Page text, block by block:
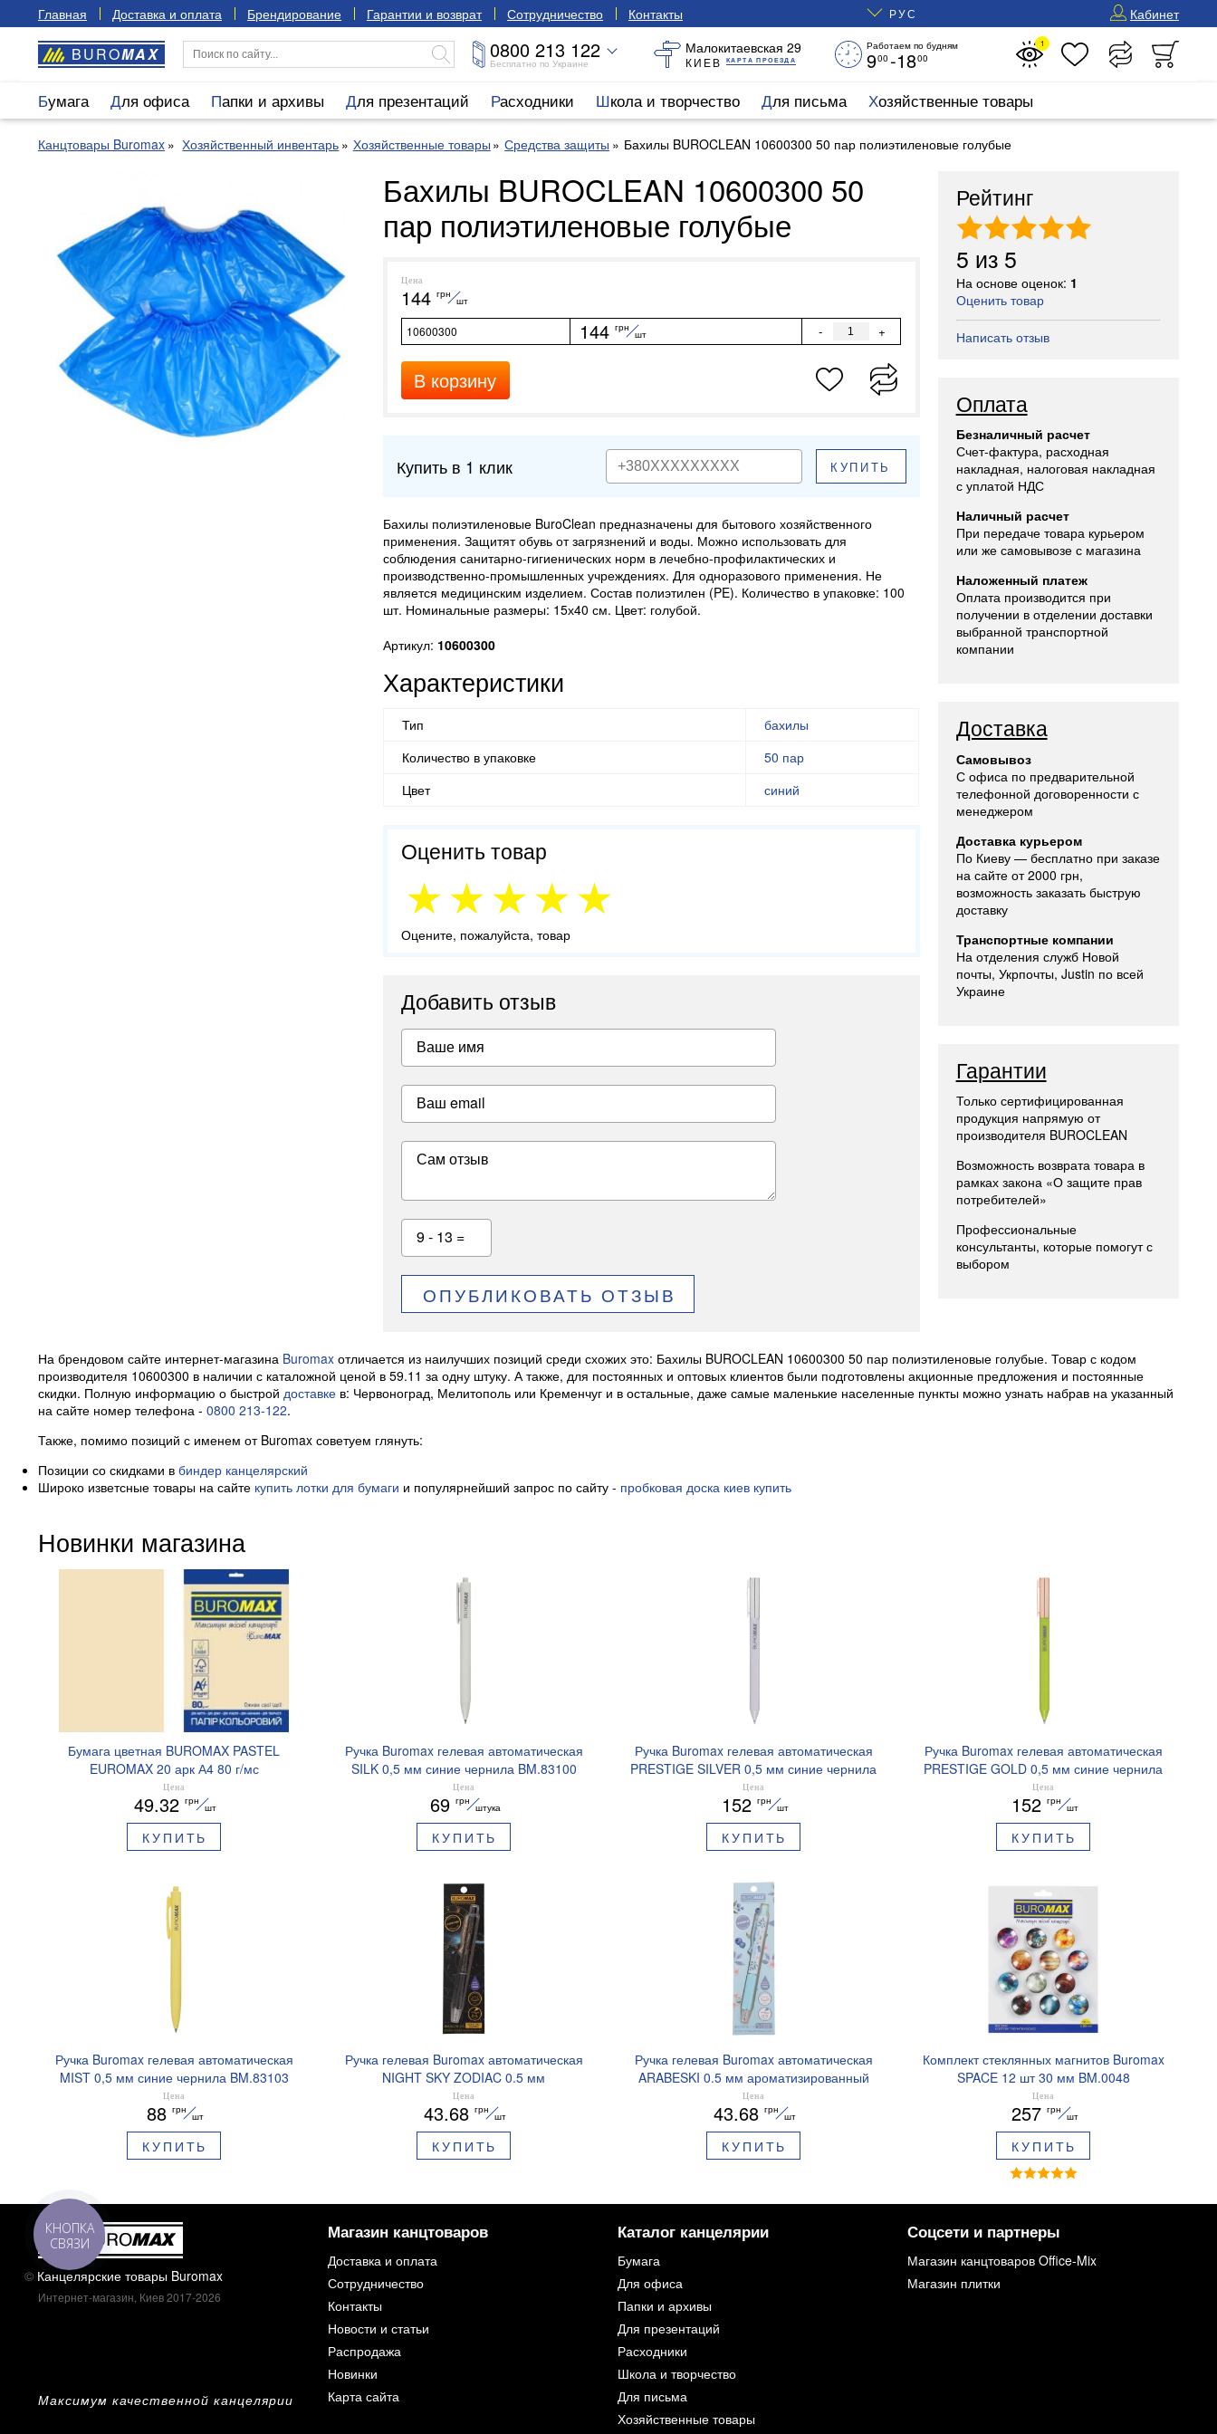
Главная Доставка и оплата Брендирование Гарантии и возврат Сотрудничество Контакты РУС Кабинет
BUROMAX 0800 213 122
Бесплатно по Украине
Малокитаевская 29
КИЕВ КАРТА ПРОЕЗДА
Работаем по будням
900 -1800
1
Бумага Для офиса Папки и архивы Для презентаций Расходники Школа и творчество Для письма Хозяйственные товары
Канцтовары Buromax Хозяйственный инвентарь Хозяйственные товары Средства защиты Бахилы BUROCLEAN 10600300 50 пар полиэтиленовые голубые
Бахилы BUROCLEAN 10600300 50
пар полиэтиленовые голубые
Цена
144 грн
шт
10600300 144 грн
шт - +
В корзину
Купить в 1 клик КУПИТЬ
Бахилы полиэтиленовые BuroClean предназначены для бытового хозяйственного
применения. Защитят обувь от загрязнений и воды. Можно использовать для
соблюдения санитарно-гигиенических норм в лечебно-профилактических и
производственно-промышленных учреждениях. Для одноразового применения. Не
является медицинским изделием. Состав полиэтилен (PE). Количество в упаковке: 100
шт. Номинальные размеры: 15х40 см. Цвет: голубой.
Артикул: 10600300
Характеристики
Тип
бахилы
Количество в упаковке
50 пар
Цвет
синий
Оценить товар
Оцените, пожалуйста, товар
Добавить отзыв
Ваше имя
Ваш email
Сам отзыв
9 - 13 =
ОПУБЛИКОВАТЬ ОТЗЫВ
Рейтинг
5 из 5
На основе оценок: 1
Оценить товар
Написать отзыв
Оплата
Безналичный расчет
Счет-фактура, расходная
накладная, налоговая накладная
с уплатой НДС
Наличный расчет
При передаче товара курьером
или же самовывозе с магазина
Наложенный платеж
Оплата производится при
получении в отделении доставки
выбранной транспортной
компании
Доставка
Самовывоз
С офиса по предварительной
телефонной договоренности с
менеджером
Доставка курьером
По Киеву — бесплатно при заказе
на сайте от 2000 грн,
возможность заказать быструю
доставку
Транспортные компании
На отделения служб Новой
почты, Укрпочты, Justin по всей
Украине
Гарантии
Только сертифицированная
продукция напрямую от
производителя BUROCLEAN
Возможность возврата товара в
рамках закона «О защите прав
потребителей»
Профессиональные
консультанты, которые помогут с
выбором
На брендовом сайте интернет-магазина Buromax отличается из наилучших позиций среди схожих это: Бахилы BUROCLEAN 10600300 50 пар полиэтиленовые голубые. Товар с кодом
производителя 10600300 в наличии с каталожной ценой в 59.11 за одну штуку. А также, для постоянных и оптовых клиентов были подготовлены акционные предложения и постоянные
скидки. Полную информацию о быстрой доставке в: Червоноград, Мелитополь или Кременчуг и в остальные, даже самые маленькие населенные пункты можно узнать набрав на указанный
на сайте номер телефона - 0800 213-122.
Также, помимо позиций с именем от Buromax советуем глянуть:
Позиции со скидками в биндер канцелярский
Широко изветсные товары на сайте купить лотки для бумаги и популярнейший запрос по сайту - пробковая доска киев купить
Новинки магазина
Бумага цветная BUROMAX PASTEL
EUROMAX 20 арк А4 80 г/мс
BM.2721220E-08
Цена
49.32 грн
шт
КУПИТЬ
Ручка Buromax гелевая автоматическая
SILK 0,5 мм синие чернила BM.83100
Цена
69 грн
штука
КУПИТЬ
Ручка Buromax гелевая автоматическая
PRESTIGE SILVER 0,5 мм синие чернила
BM.83102
Цена
152 грн
шт
КУПИТЬ
Ручка Buromax гелевая автоматическая
PRESTIGE GOLD 0,5 мм синие чернила
BM.83101
Цена
152 грн
шт
КУПИТЬ
Ручка Buromax гелевая автоматическая
MIST 0,5 мм синие чернила BM.83103
Цена
88 грн
шт
КУПИТЬ
Ручка гелевая Buromax автоматическая
NIGHT SKY ZODIAC 0.5 мм
ароматизированный грипп синие чернила
BM.8379-01
Цена
43.68 грн
шт
КУПИТЬ
Ручка гелевая Buromax автоматическая
ARABESKI 0.5 мм ароматизированный
грипп синие чернила в блистере BM.8379-
02
Цена
43.68 грн
шт
КУПИТЬ
Комплект стеклянных магнитов Buromax
SPACE 12 шт 30 мм BM.0048
Цена
257 грн
шт
КУПИТЬ
© Канцелярские товары Buromax
Интернет-магазин, Киев 2017-2026
Максимум качественной канцелярии
Магазин канцтоваров
Доставка и оплата
Сотрудничество
Контакты
Новости и статьи
Распродажа
Новинки
Карта сайта
Каталог канцелярии
Бумага
Для офиса
Папки и архивы
Для презентаций
Расходники
Школа и творчество
Для письма
Хозяйственные товары
Соцсети и партнеры
Магазин канцтоваров Office-Mix
Магазин плитки
КНОПКА
СВЯЗИ